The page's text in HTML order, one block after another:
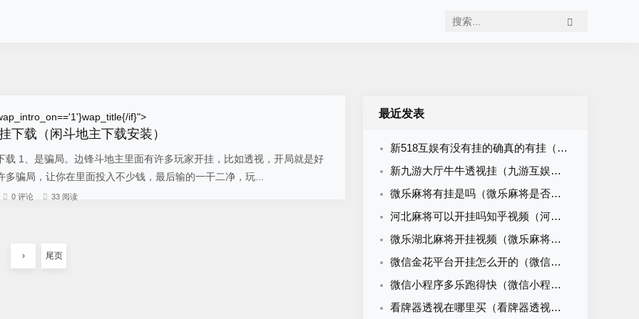
if}">
下载（闲斗地主下载安装）
载 1、是骗局。边锋斗地主里面有许多玩家开挂，比如透视，开局就是好
骗局，让你在里面投入不少钱，最后输的一干二净，玩...
0 评论 33 阅读
› 尾页
最近发表
新518互娱有没有挂的确真的有挂（518互游有挂吗）
新九游大厅牛牛透视挂（九游互娱牛牛有挂吗）
微乐麻将有挂是吗（微乐麻将是否真的有挂）
河北麻将可以开挂吗知乎视频（河北麻将可以开挂吗知乎视频大全）
微乐湖北麻将开挂视频（微乐麻将开挂下载安装）
微信金花平台开挂怎么开的（微信金花挂软件）
微信小程序多乐跑得快（微信小程序多乐跑得快怎么开挂）
看牌器透视在哪里买（看牌器透视怎么做）